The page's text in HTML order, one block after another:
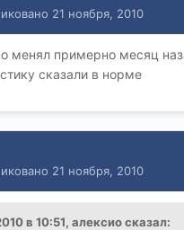
21 ноября, 2010
менял примерно месяц
сказали в норме
21 ноября, 2010
в 10:51, алексио сказал: